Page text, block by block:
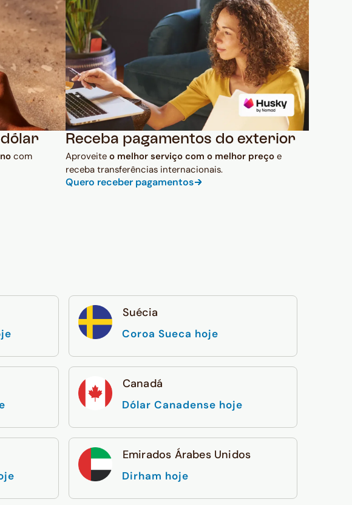
com
Receba pagamentos do exterior
Aproveiteo melhor serviço com o melhor preço e
receba transferências internacionais.
Quero receber pagamentos
Suécia
Coroa Sueca hoje
Canadá
Dólar Canadense hoje
Emirados Árabes Unidos
Dirham hoje